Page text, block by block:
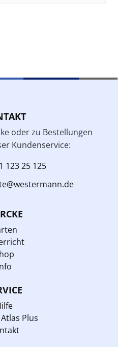
oder zu Bestellungen
Kundenservice:
123 25 125
Plus